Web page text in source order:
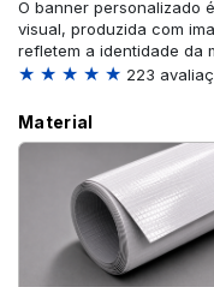
O banner personalizado
visual, produzida com
refletem a identidade da
★ ★ ★ ★ ★ 223
Material